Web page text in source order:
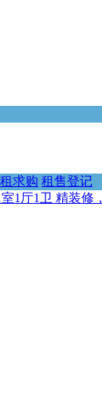
求购 租售登记
1厅1卫 精装修，